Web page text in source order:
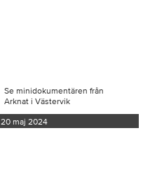
Se minidokumentären från
Arknat i Västervik
20 maj 2024